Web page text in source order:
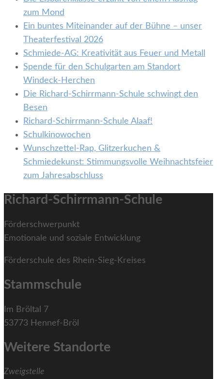
zum Mond
Ein buntes Miteinander auf der Bühne – unser
Theaterfestival 2026
Schmiede-AG: Kreativität aus Feuer und Metall
Spende für den Schulgarten am Standort
Windeck-Herchen
Die Richard-Schirrmann-Schule schwingt den
Besen
Richard-Schirrmann-Schule Alaaf!
Schulkinowochen
Wunschzettel-Rap, Glitzerkuchen &
Schmiedekunst: Stimmungsvolle Weihnachtsfeier
zum Jahresabschluss
Richard-Schirrmann-Schule
Förderschwerpunkt
Emotionale und soziale Entwicklung
Förderschule des Rhein-Sieg-Kreises
Stammschule
Im Bröltal 7
53773 Hennef-Bröl
Weitere Standorte
Zweigstelle